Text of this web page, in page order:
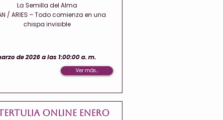
La Semilla del Alma
/ ARIES – Todo comienza en una
chispa invisible
de 2026 a las 1:00:00 a. m.
Ver más ...
Online Enero